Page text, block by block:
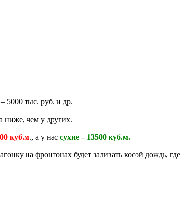
5000 тыс. руб. и др.
ниже, чем у других.
куб.м., а у нас сухие – 13500 куб.м.
на фронтонах будет заливать косой дождь, где